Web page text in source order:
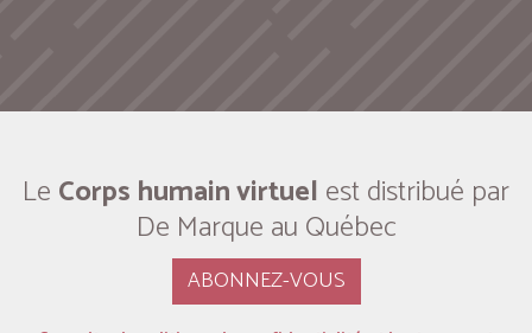
Le Corps humain virtuel est distribué par
De Marque au Québec
ABONNEZ-VOUS